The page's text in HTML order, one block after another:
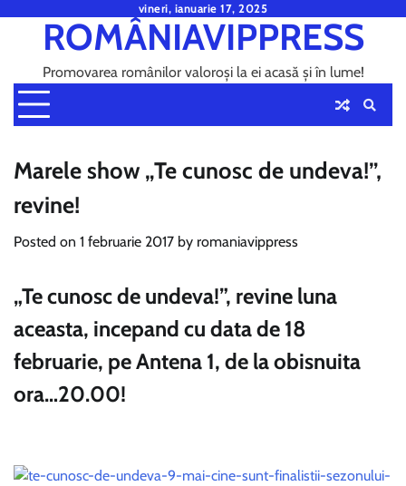
content
vineri, ianuarie 17, 2025
ROMÂNIAVIPPRESS
Promovarea românilor valoroși la ei acasă și în lume!
Marele show „Te cunosc de undeva!”,
revine!
Posted on 1 februarie 2017 by romaniavippress
„Te cunosc de undeva!”, revine luna
aceasta, incepand cu data de 18
februarie, pe Antena 1, de la obisnuita
ora…20.00!